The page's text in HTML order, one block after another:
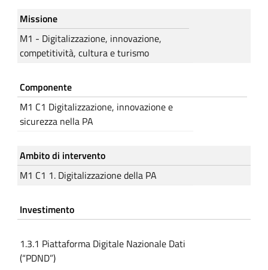
Missione
M1 - Digitalizzazione, innovazione,
competitività, cultura e turismo
Componente
M1 C1 Digitalizzazione, innovazione e
sicurezza nella PA
Ambito di intervento
M1 C1 1. Digitalizzazione della PA
Investimento
1.3.1 Piattaforma Digitale Nazionale Dati
(“PDND”)